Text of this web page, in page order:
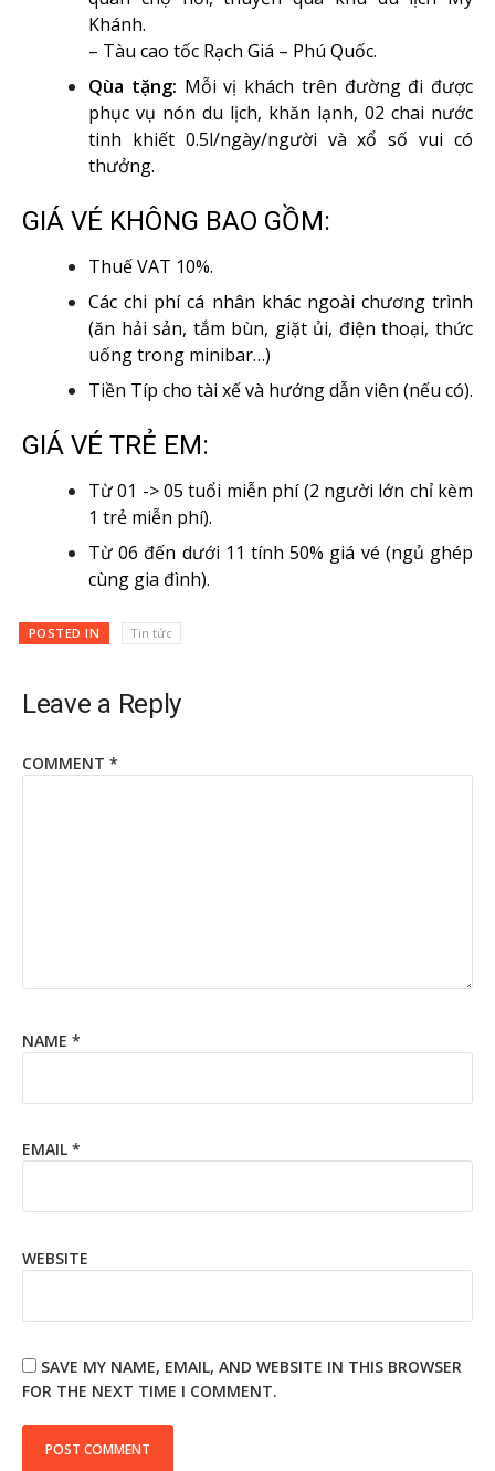
Khánh.
– Tàu cao tốc Rạch Giá – Phú Quốc.
Qùa tặng: Mỗi vị khách trên đường đi được
phục vụ nón du lịch, khăn lạnh, 02 chai nước
tinh khiết 0.5l/ngày/người và xổ số vui có
thưởng.
GIÁ VÉ KHÔNG BAO GỒM:
Thuế VAT 10%.
Các chi phí cá nhân khác ngoài chương trình
(ăn hải sản, tắm bùn, giặt ủi, điện thoại, thức
uống trong minibar…)
Tiền Típ cho tài xế và hướng dẫn viên (nếu có).
GIÁ VÉ TRẺ EM:
Từ 01 -> 05 tuổi miễn phí (2 người lớn chỉ kèm
1 trẻ miễn phí).
Từ 06 đến dưới 11 tính 50% giá vé (ngủ ghép
cùng gia đình).
POSTED IN Tin tức
Leave a Reply
COMMENT *
NAME *
EMAIL *
WEBSITE
SAVE MY NAME, EMAIL, AND WEBSITE IN THIS BROWSER
FOR THE NEXT TIME I COMMENT.